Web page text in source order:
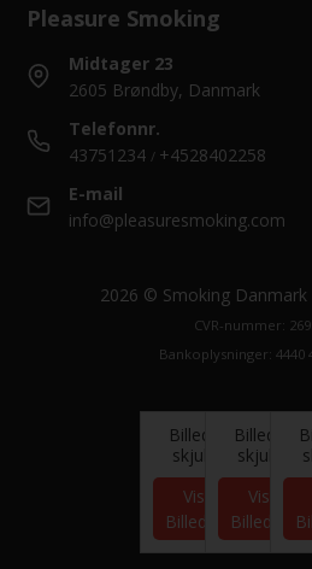
Pleasure Smoking
Midtager 23
2605 Brøndby, Danmark
Telefonnr.
43751234 / +4528402258
E-mail
info@pleasuresmoking.com
2026 © Smoking Danmark
CVR-nummer:
Bankoplysninger: 4440
Billede
skjult.
Vis
Billeder
Billede
skjult.
Vis
Billeder